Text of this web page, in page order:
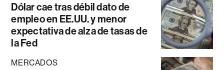
Dólar cae tras débil dato de
empleo en EE.UU. y menor
expectativa de alza de tasas de
la Fed
MERCADOS